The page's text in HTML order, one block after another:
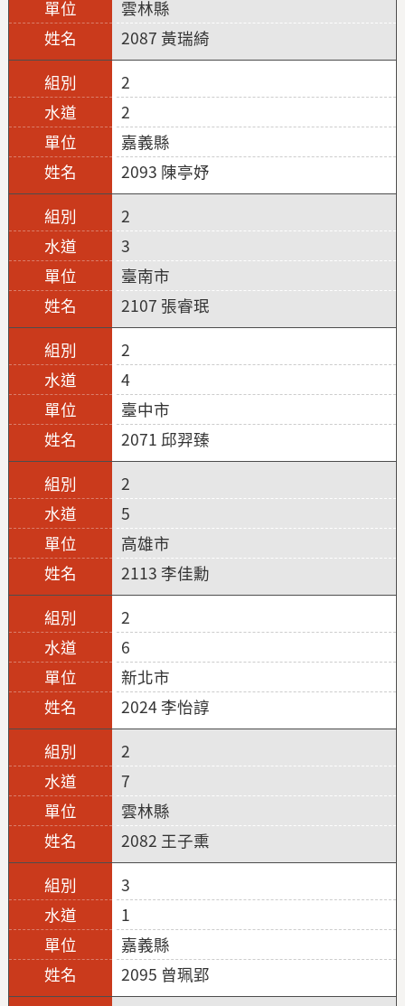
雲林縣
2087 黃瑞綺
2
2
嘉義縣
2093 陳亭妤
2
3
臺南市
2107 張睿珉
2
4
臺中市
2071 邱羿臻
2
5
高雄市
2113 李佳勳
2
6
新北市
2024 李怡諄
2
7
雲林縣
2082 王子熏
3
1
嘉義縣
2095 曾珮郢